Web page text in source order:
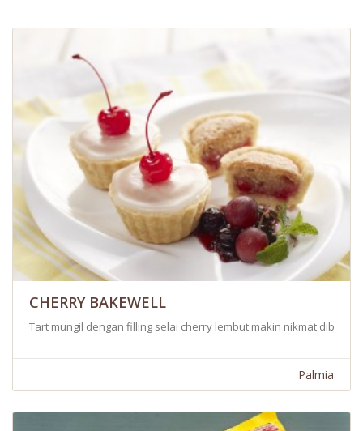
CHERRY BAKEWELL
Tart mungil dengan filling selai cherry lembut makin nikmat dibuat
Palmia